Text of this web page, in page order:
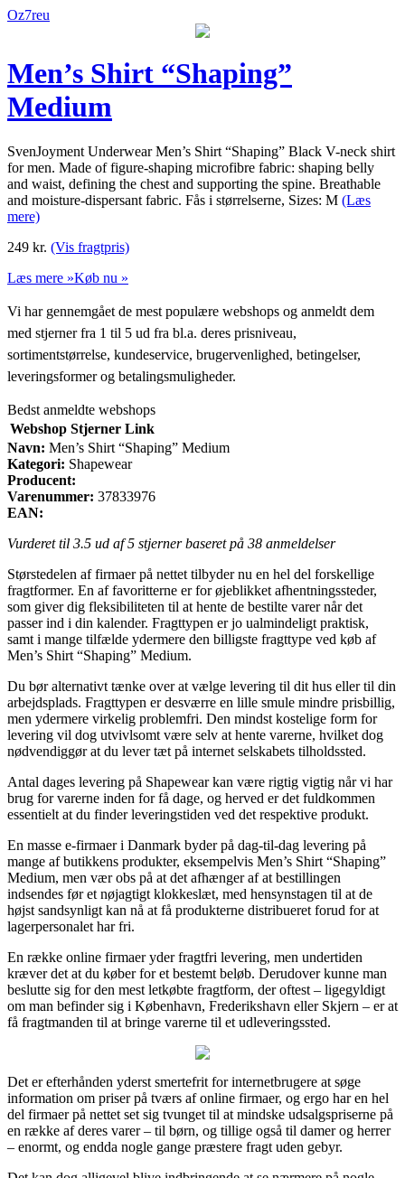
Oz7reu
Men’s Shirt “Shaping”
Medium
SvenJoyment Underwear Men’s Shirt “Shaping” Black V-neck shirt
for men. Made of figure-shaping microfibre fabric: shaping belly
and waist, defining the chest and supporting the spine. Breathable
and moisture-dispersant fabric. Fås i størrelserne, Sizes: M (Læs
mere)
249 kr. (Vis fragtpris)
Læs mere »Køb nu »
Vi har gennemgået de mest populære webshops og anmeldt dem
med stjerner fra 1 til 5 ud fra bl.a. deres prisniveau,
sortimentstørrelse, kundeservice, brugervenlighed, betingelser,
leveringsformer og betalingsmuligheder.
Bedst anmeldte webshops
Webshop Stjerner Link
Navn: Men’s Shirt “Shaping” Medium
Kategori: Shapewear
Producent:
Varenummer: 37833976
EAN:
Vurderet til 3.5 ud af 5 stjerner baseret på 38 anmeldelser
Størstedelen af firmaer på nettet tilbyder nu en hel del forskellige
fragtformer. En af favoritterne er for øjeblikket afhentningssteder,
som giver dig fleksibiliteten til at hente de bestilte varer når det
passer ind i din kalender. Fragttypen er jo ualmindeligt praktisk,
samt i mange tilfælde ydermere den billigste fragttype ved køb af
Men’s Shirt “Shaping” Medium.
Du bør alternativt tænke over at vælge levering til dit hus eller til din
arbejdsplads. Fragttypen er desværre en lille smule mindre prisbillig,
men ydermere virkelig problemfri. Den mindst kostelige form for
levering vil dog utvivlsomt være selv at hente varerne, hvilket dog
nødvendiggør at du lever tæt på internet selskabets tilholdssted.
Antal dages levering på Shapewear kan være rigtig vigtig når vi har
brug for varerne inden for få dage, og herved er det fuldkommen
essentielt at du finder leveringstiden ved det respektive produkt.
En masse e-firmaer i Danmark byder på dag-til-dag levering på
mange af butikkens produkter, eksempelvis Men’s Shirt “Shaping”
Medium, men vær obs på at det afhænger af at bestillingen
indsendes før et nøjagtigt klokkeslæt, med hensynstagen til at de
højst sandsynligt kan nå at få produkterne distribueret forud for at
lagerpersonalet har fri.
En række online firmaer yder fragtfri levering, men undertiden
kræver det at du køber for et bestemt beløb. Derudover kunne man
beslutte sig for den mest letkøbte fragtform, der oftest – ligegyldigt
om man befinder sig i København, Frederikshavn eller Skjern – er at
få fragtmanden til at bringe varerne til et udleveringssted.
Det er efterhånden yderst smertefrit for internetbrugere at søge
information om priser på tværs af online firmaer, og ergo har en hel
del firmaer på nettet set sig tvunget til at mindske udsalgspriserne på
en række af deres varer – til børn, og tillige også til damer og herrer
– enormt, og endda nogle gange præstere fragt uden gebyr.